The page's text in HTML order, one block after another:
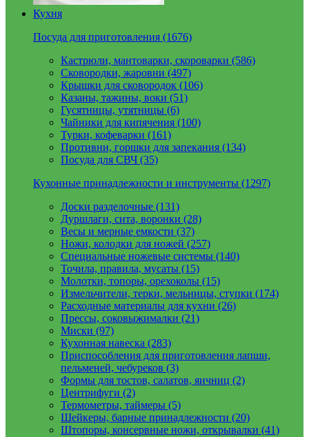
Кухня
Посуда для приготовления (1676)
Кастрюли, мантоварки, скороварки (586)
Сковородки, жаровни (497)
Крышки для сковородок (106)
Казаны, тажины, воки (51)
Гусятницы, утятницы (6)
Чайники для кипячения (100)
Турки, кофеварки (161)
Противни, горшки для запекания (134)
Посуда для СВЧ (35)
Кухонные принадлежности и инструменты (1297)
Доски разделочные (131)
Дуршлаги, сита, воронки (28)
Весы и мерные емкости (37)
Ножи, колодки для ножей (257)
Специальные ножевые системы (140)
Точила, правила, мусаты (15)
Молотки, топоры, орехоколы (15)
Измельчители, терки, мельницы, ступки (174)
Расходные материалы для кухни (26)
Прессы, соковыжималки (21)
Миски (97)
Кухонная навеска (283)
Приспособления для приготовления лапши,
пельменей, чебуреков (3)
Формы для тостов, салатов, яичниц (2)
Центрифуги (2)
Термометры, таймеры (5)
Шейкеры, барные принадлежности (20)
Штопоры, консервные ножи, открывалки (41)